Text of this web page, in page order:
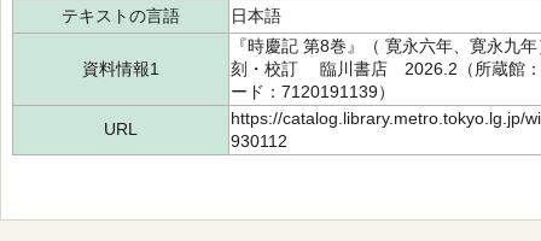
テキストの言語
日本語
資料情報1
『時慶記 第8巻』（ 寛永六年、寛永
刻・校訂 臨川書店 2026.2（所蔵館
ード：7120191139）
URL
https://catalog.library.metro.tokyo.lg.jp/
930112